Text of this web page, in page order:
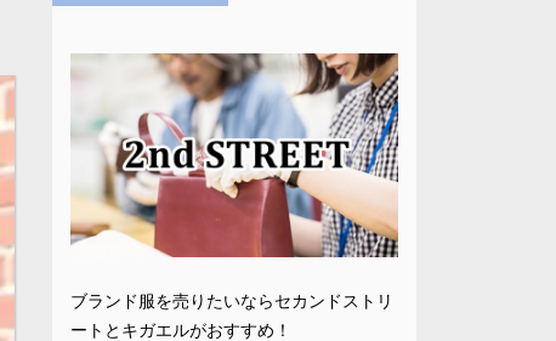
ブランド服を売りたいならセカンドストリ
ートとキガエルがおすすめ！